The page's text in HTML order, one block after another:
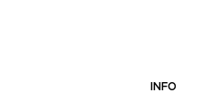
INFO